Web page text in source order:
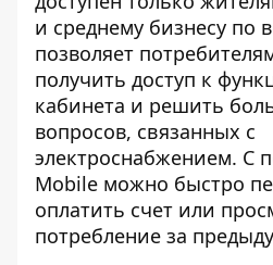
и среднему бизнесу по
позволяет
получить доступ к
кабинета и решить
вопросов, связанных с
электроснабжением. С
Mobile можно быстро
оплатить счет или
потребление за